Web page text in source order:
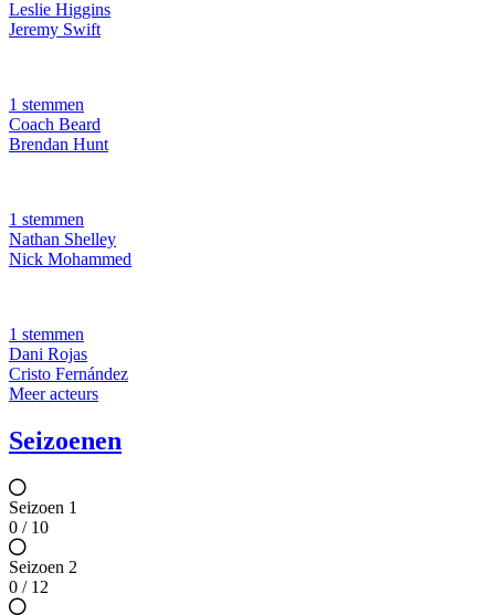
Leslie Higgins
Jeremy Swift
1 stemmen
Coach Beard
Brendan Hunt
1 stemmen
Nathan Shelley
Nick Mohammed
1 stemmen
Dani Rojas
Cristo Fernández
Meer acteurs
Seizoenen
Seizoen 1
0 / 10
Seizoen 2
0 / 12